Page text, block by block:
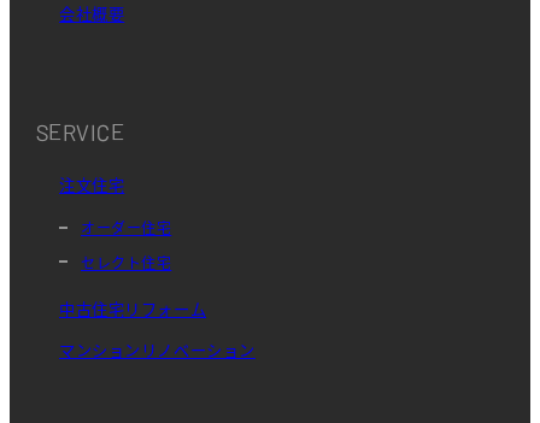
会社概要
SERVICE
注文住宅
オーダー住宅
セレクト住宅
中古住宅リフォーム
マンションリノベーション